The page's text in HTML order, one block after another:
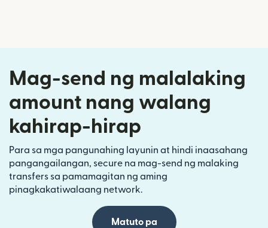
Mag-send ng malalaking
amount nang walang
kahirap-hirap
Para sa mga pangunahing layunin at hindi inaasahang
pangangailangan, secure na mag-send ng malaking
transfers sa pamamagitan ng aming
pinagkakatiwalaang network.
Matuto pa